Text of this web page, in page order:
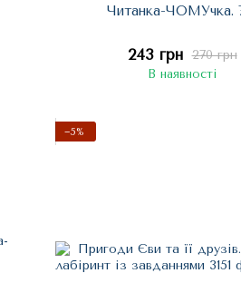
Читанка-ЧОМУчка.
270 грн
243 грн
В наявності
−5%